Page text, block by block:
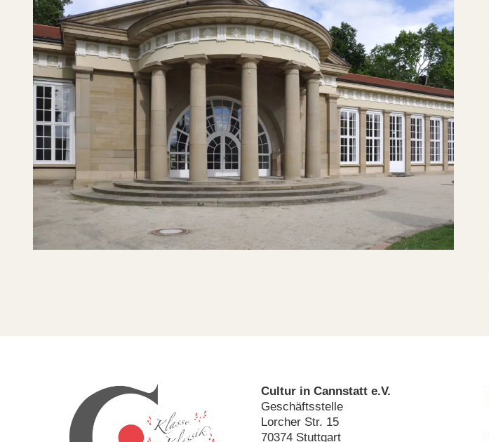
Cultur in Cannstatt e.V.
Geschäftsstelle
Lorcher Str. 15
70374 Stuttgart